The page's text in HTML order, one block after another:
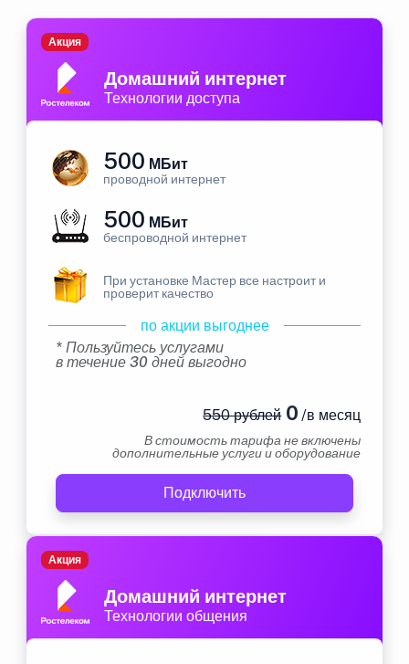
Домашний интернет
Технологии доступа
Акция
500 МБит
проводной интернет
500 МБит
беспроводной интернет
При установке Мастер все настроит и
проверит качество
по акции выгоднее
* Пользуйтесь услугами
в течение 30 дней выгодно
550 рублей0 /в месяц
В стоимость тарифа не включены
дополнительные услуги и оборудование
Подключить
Домашний интернет
Технологии общения
Акция